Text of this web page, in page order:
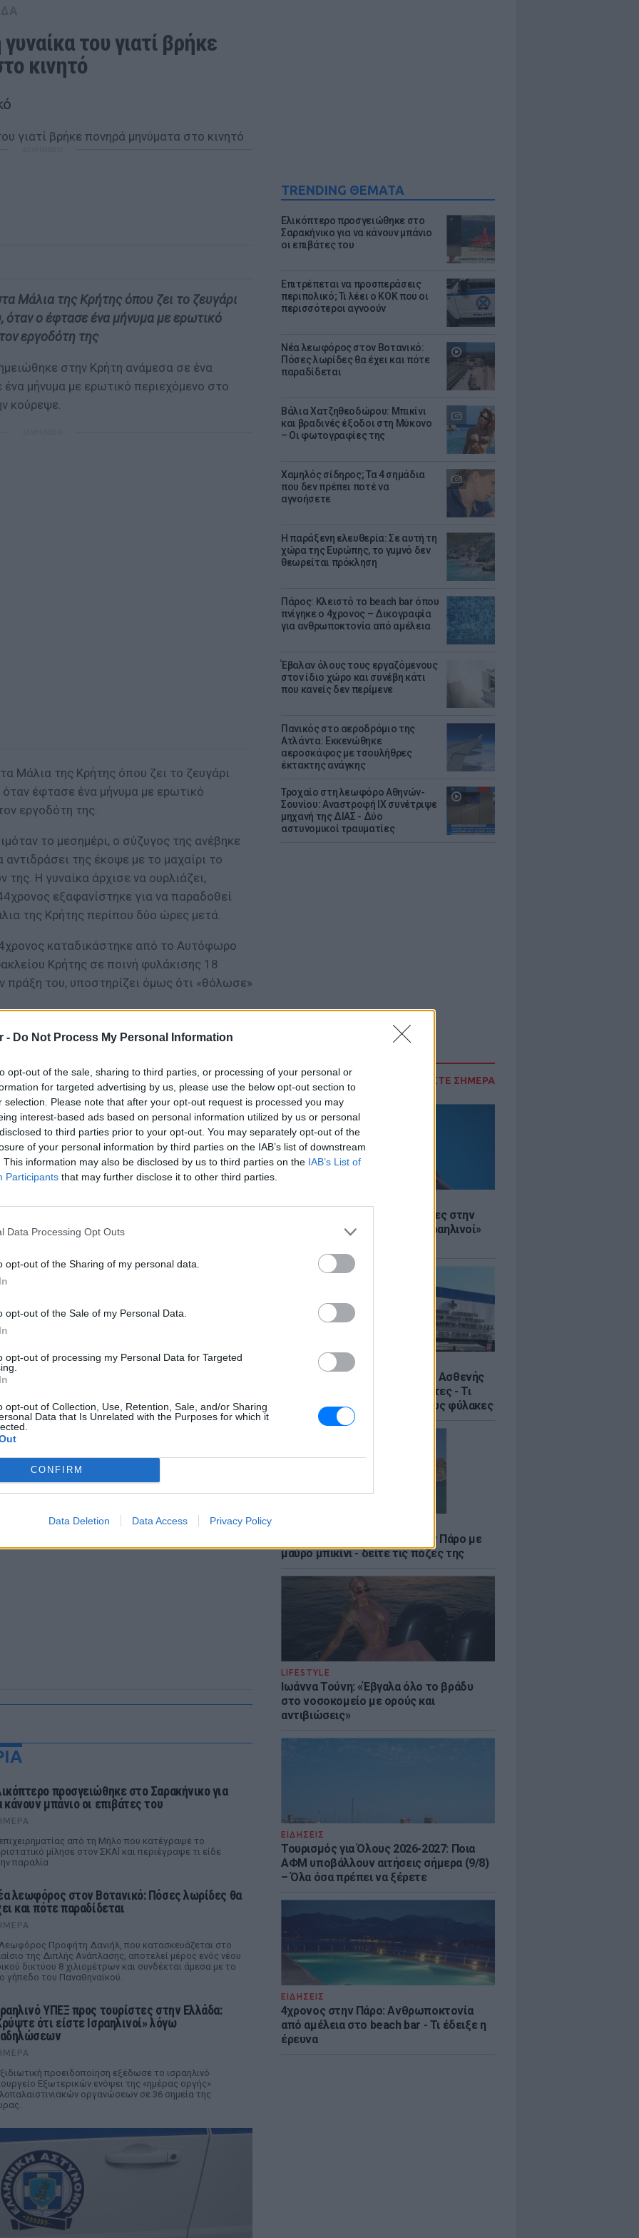
- Do Not Process My Personal Information
opt-out of the sale, sharing to third parties, or processing of your personal or
for targeted advertising by us, please use the below opt-out section to
selection. Please note that after your opt-out request is processed you may
interest-based ads based on personal information utilized by us or personal
to third parties prior to your opt-out. You may separately opt-out of the
of your personal information by third parties on the IAB’s list of downstream
This information may also be disclosed by us to third parties on the IAB’s List of
Participants that may further disclose it to other third parties.
Data Processing Opt Outs
opt-out of the Sharing of my personal data.
opt-out of the Sale of my Personal Data.
opt-out of processing my Personal Data for Targeted
opt-out of Collection, Use, Retention, Sale, and/or Sharing
Data that Is Unrelated with the Purposes for which it
CONFIRM
Data Deletion Data Access Privacy Policy
TRENDING ΘΕΜΑΤΑ
Ελικόπτερο προσγειώθηκε στο
Σαρακήνικο για να κάνουν μπάνιο
οι επιβάτες του
Επιτρέπεται να προσπεράσεις
περιπολικό; Τι λέει ο ΚΟΚ που οι
περισσότεροι αγνοούν
Νέα λεωφόρος στον Βοτανικό:
Πόσες λωρίδες θα έχει και πότε
παραδίδεται
Βάλια Χατζηθεοδώρου: Μπικίνι
και βραδινές έξοδοι στη Μύκονο
– Οι φωτογραφίες της
Χαμηλός σίδηρος; Τα 4 σημάδια
που δεν πρέπει ποτέ να
αγνοήσετε
Η παράξενη ελευθερία: Σε αυτή τη
χώρα της Ευρώπης, το γuμνό δεν
θεωρείται πρόκληση
Πάρος: Κλειστό το beach bar όπου
πνίγηκε ο 4χρονος – Δικογραφία
για ανθρωποκτονία από αμέλεια
Έβαλαν όλους τους εργαζόμενους
στον ίδιο χώρο και συνέβη κάτι
που κανείς δεν περίμενε
Πανικός στο αεροδρόμιο της
Ατλάντα: Εκκενώθηκε
αεροσκάφος με τσουλήθρες
έκτακτης ανάγκης
Τροχαίο στη λεωφόρο Αθηνών-
Σουνίου: Αναστροφή ΙΧ συνέτριψε
μηχανή της ΔΙΑΣ - Δύο
αστυνομικοί τραυματίες
ΔΙΑΒΑΣΤΕ ΣΗΜΕΡΑ
Ισραηλινό ΥΠΕΞ προς τουρίστες στην
Ελλάδα: «Κρύψτε ότι είστε Ισραηλινοί»
ΕΙΔΗΣΕΙΣ
Επίθεση στον Ερυθρό Σταυρό: Ασθενής
χτύπησε νοσηλεύτρια σε πόρτες - Τι
καταγγέλλει η ΠΟΕΔΗΝ για τους φύλακες
Η Γαρυφαλλιά Καληφώνη στην Πάρο με
μαύρο μπικίνι - δείτε τις πόζες της
LIFESTYLE
Ιωάννα Τούνη: «Έβγαλα όλο το βράδυ
στο νοσοκομείο με ορούς και
αντιβιώσεις»
ΕΙΔΗΣΕΙΣ
Τουρισμός για Όλους 2026-2027: Ποια
ΑΦΜ υποβάλλουν αιτήσεις σήμερα (9/8)
– Όλα όσα πρέπει να ξέρετε
ΕΙΔΗΣΕΙΣ
4χρονος στην Πάρο: Ανθρωποκτονία
από αμέλεια στο beach bar - Τι έδειξε η
έρευνα
του γιατί βρήκε
κινητό
Μάλια της Κρήτης όπου ζει το ζευγάρι
όταν ο έφτασε ένα μήνυμα με ερωτικό
εργοδότη της
στην Κρήτη ανάμεσα σε ένα
μήνυμα με ερωτικό περιεχόμενο στο
κούρεψε.
Μάλια της Κρήτης όπου ζει το ζευγάρι
όταν έφτασε ένα μήνυμα με εpωτικό
εργοδότη της.
το μεσημέρι, ο σύζυγος της ανέβηκε
της έκοψε με το μαχαίρι το
Η γυναίκα άρχισε να ουρλιάζει,
εξαφανίστηκε για να παραδοθεί
της Κρήτης περίπου δύο ώρες μετά.
καταδικάστηκε από το Αυτόφωρο
Κρήτης σε ποινή φυλάκισης 18
πράξη του, υποστηρίζει όμως ότι «θόλωσε»
στοGoogle Newsκαι μάθετε πρώτοι
στηνροή ειδήσεωντου E-Daily.gr
και στο Instagram
προσγειώθηκε στο Σαρακήνικο για
κάνουν μπάνιο οι επιβάτες του
από τη Μήλο που κατέγραψε το
μίλησε στον ΣΚΑΪ και περιέγραψε τι είδε
παραλία
λεωφόρος στον Βοτανικό: Πόσες λωρίδες θα
και πότε παραδίδεται
Προφήτη Δανιήλ, που κατασκευάζεται στο
της Διπλής Ανάπλασης, αποτελεί μέρος ενός νέου
δικτύου 8 χιλιομέτρων και συνδέεται άμεσα με το
γήπεδο του Παναθηναϊκού.
ΥΠΕΞ προς τουρίστες στην Ελλάδα:
ότι είστε Ισραηλινοί» λόγω
προειδοποίηση εξέδωσε το ισραηλινό
Εξωτερικών ενόψει της «ημέρας οργής»
οργανώσεων σε 36 σημεία της